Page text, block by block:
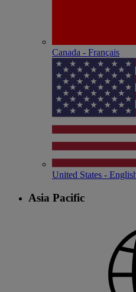
Canada - Français
United States -
Asia Pacific